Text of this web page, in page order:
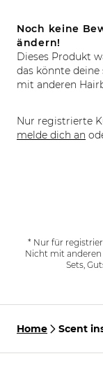
Noch keine
ändern!
Dieses Produkt
das könnte deine
mit anderen
Nur registrierte
melde dich an
* Nur für
Nicht mit
Sets,
Home
Scent